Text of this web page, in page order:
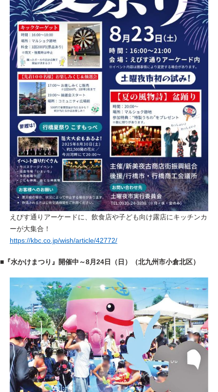
えびす通りアーケードに、飲食店や子ども向け露店にキッチンカ
ーが大集合！
https://kbc.co.jp/wish/article/42772/
■『水かけまつり』開催中～8月24日（日）（北九州市小倉北区）